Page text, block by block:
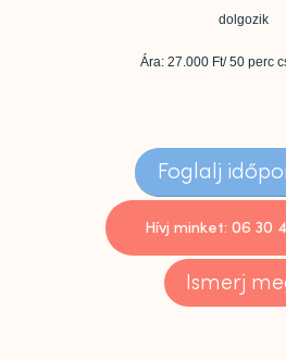
dolgozik
Ára: 27.000 Ft/ 50 perc
Foglalj
Hívj minket: 06 30
Ismerj